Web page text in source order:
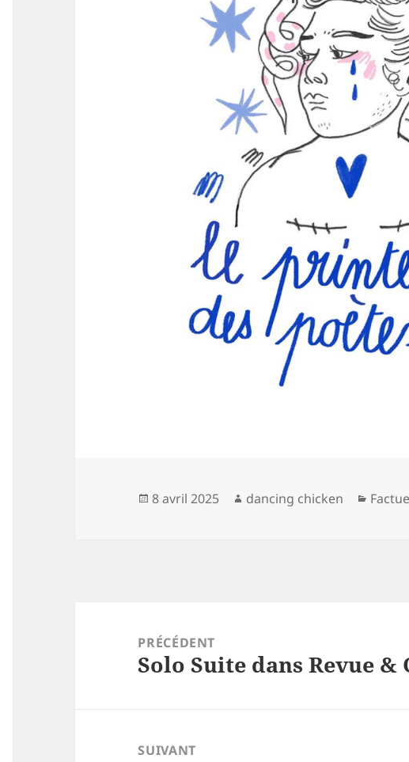
Publié
8 avril 2025 Auteur
dancing chicken
PRÉCÉDENT
Article
Solo Suite dans Revue &
SUIVANT